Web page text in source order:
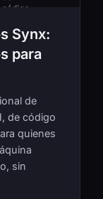
Synx:
para
de
de código
quienes
sin